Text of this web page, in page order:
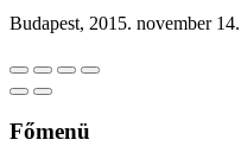
Budapest, 2015. november 14.
Főmenü